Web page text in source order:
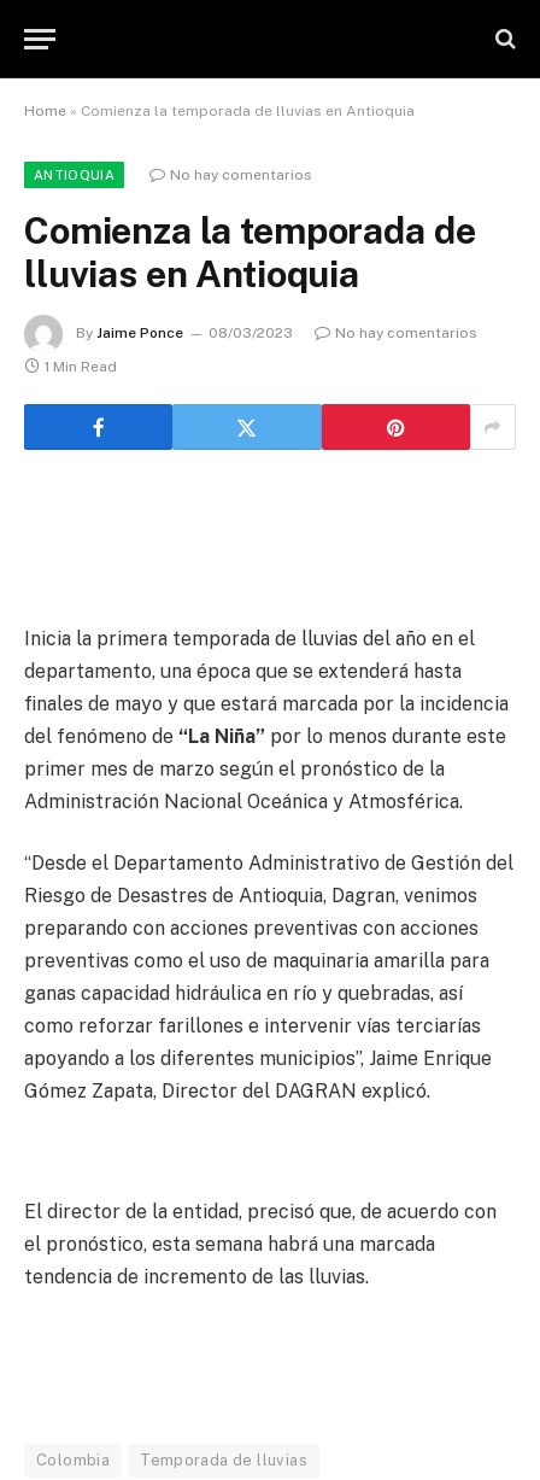
Home » Comienza la temporada de lluvias en Antioquia
ANTIOQUIA No hay comentarios
Comienza la temporada de
lluvias en Antioquia
By Jaime Ponce 08/03/2023
No hay comentarios
1 Min Read
Inicia la primera temporada de lluvias del año en el
departamento, una época que se extenderá hasta
finales de mayo y que estará marcada por la incidencia
del fenómeno de “La Niña” por lo menos durante este
primer mes de marzo según el pronóstico de la
Administración Nacional Oceánica y Atmosférica.
“Desde el Departamento Administrativo de Gestión del
Riesgo de Desastres de Antioquia, Dagran, venimos
preparando con acciones preventivas con acciones
preventivas como el uso de maquinaria amarilla para
ganas capacidad hidráulica en río y quebradas, así
como reforzar farillones e intervenir vías terciarías
apoyando a los diferentes municipios”, Jaime Enrique
Gómez Zapata, Director del DAGRAN explicó.
El director de la entidad, precisó que, de acuerdo con
el pronóstico, esta semana habrá una marcada
tendencia de incremento de las lluvias.
Colombia Temporada de lluvias